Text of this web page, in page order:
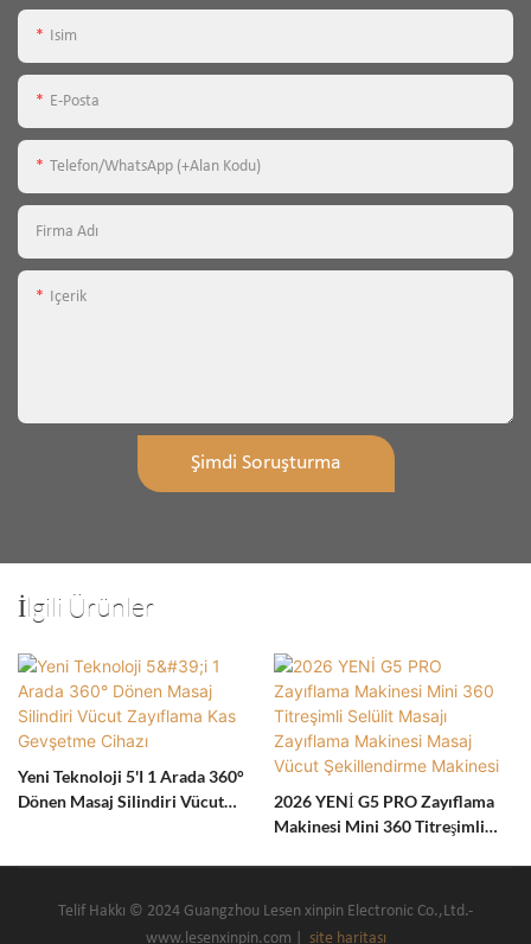
Isim
E-Posta
Telefon/WhatsApp (+alan Kodu)
Firma Adı
Içerik
Şimdi Soruşturma
İlgili Ürünler
Yeni Teknoloji 5'i 1 Arada 360°
Dönen Masaj Silindiri Vücut
2026 YENİ G5 PRO Zayıflama
Makinesi Mini 360 Titreşimli
Şekillendirme Makinesi
Telif Hakkı © 2024 Guangzhou Lesen xinpin Electronic Co.,Ltd.-
www.lesenxinpin.com |
site haritası